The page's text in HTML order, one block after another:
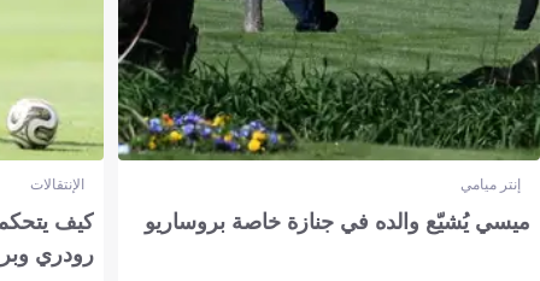
إنتر ميامي
ميسي يُشيّع والده في جنازة خاصة بروساريو
الإنتقالات
كيف
رودري